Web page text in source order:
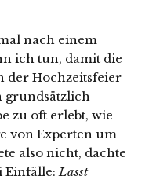
nach einem
ich tun, damit die
der Hochzeitsfeier
grundsätzlich
zu oft erlebt, wie
von Experten um
also nicht, dachte
Einfälle: Lasst